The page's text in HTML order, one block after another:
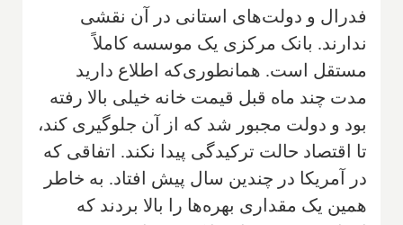
فدرال و دولت‌های استانی در آن نقشی
ندارند. بانک مرکزی یک موسسه کاملاً
مستقل است. همانطوری‌که اطلاع دارید
مدت چند ماه قبل قیمت خانه خیلی بالا رفته
بود و دولت مجبور شد که از آن جلوگیری کند،
تا اقتصاد حالت ترکیدگی پیدا نکند. اتفاقی که
در آمریکا در چندین سال پیش افتاد. به خاطر
همین یک مقداری بهره‌ها را بالا بردند که